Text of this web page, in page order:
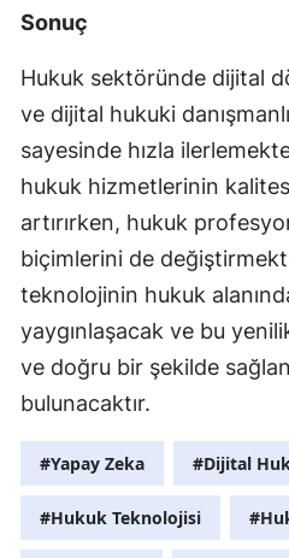
Sonuç
Hukuk sektöründe dijital
ve dijital hukuki
sayesinde hızla
hukuk hizmetlerinin
artırırken, hukuk
biçimlerini de
teknolojinin hukuk
yaygınlaşacak ve bu
ve doğru bir şekilde
bulunacaktır.
#Yapay Zeka #Dijital
#Hukuk Teknolojisi